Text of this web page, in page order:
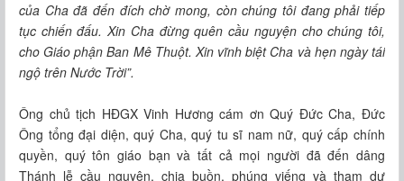
của Cha đã đến đích chờ mong, còn chúng tôi đang phải tiếp
tục chiến đấu. Xin Cha đừng quên cầu nguyện cho chúng tôi,
cho Giáo phận Ban Mê Thuột. Xin vĩnh biệt Cha và hẹn ngày tái
ngộ trên Nước Trời”.
Ông chủ tịch HĐGX Vinh Hương cám ơn Quý Đức Cha, Đức
Ông tổng đại diện, quý Cha, quý tu sĩ nam nữ, quý cấp chính
quyền, quý tôn giáo bạn và tất cả mọi người đã đến dâng
Thánh lễ cầu nguyện, chia buồn, phúng viếng và tham dự